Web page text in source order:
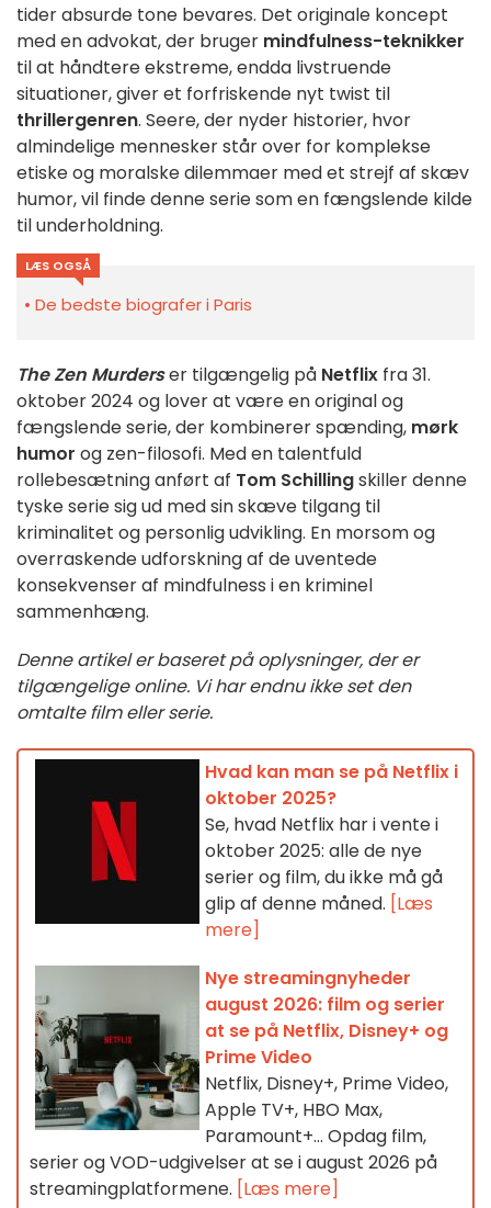
tider absurde tone bevares. Det originale koncept
med en advokat, der bruger mindfulness-teknikker
til at håndtere ekstreme, endda livstruende
situationer, giver et forfriskende nyt twist til
thrillergenren. Seere, der nyder historier, hvor
almindelige mennesker står over for komplekse
etiske og moralske dilemmaer med et strejf af skæv
humor, vil finde denne serie som en fængslende kilde
til underholdning.
LÆS OGSÅ
De bedste biografer i Paris
The Zen Murderser tilgængelig på Netflix fra 31.
oktober 2024 og lover at være en original og
fængslende serie, der kombinerer spænding, mørk
humor og zen-filosofi. Med en talentfuld
rollebesætning anført af Tom Schillingskiller denne
tyske serie sig ud med sin skæve tilgang til
kriminalitet og personlig udvikling. En morsom og
overraskende udforskning af de uventede
konsekvenser af mindfulness i en kriminel
sammenhæng.
Denne artikel er baseret på oplysninger, der er
tilgængelige online. Vi har endnu ikke set den
omtalte film eller serie.
Hvad kan man se på Netflix i
oktober 2025?
Se, hvad Netflix har i vente i
oktober 2025: alle de nye
serier og film, du ikke må gå
glip af denne måned. [Læs
mere]
Nye streamingnyheder
august 2026: film og serier
at se på Netflix, Disney+ og
Prime Video
Netflix, Disney+, Prime Video,
Apple TV+, HBO Max,
Paramount+… Opdag film,
serier og VOD-udgivelser at se i august 2026 på
streamingplatformene. [Læs mere]